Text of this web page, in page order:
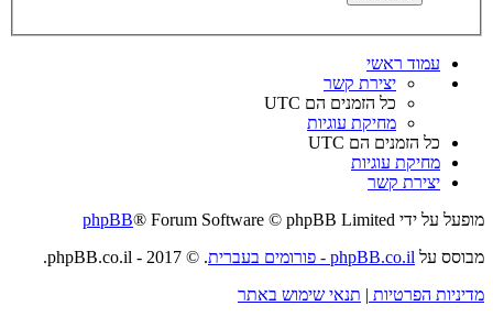
עמוד ראשי
יצירת קשר
כל הזמנים הם UTC
מחיקת עוגיות
כל הזמנים הם UTC
מחיקת עוגיות
יצירת קשר
מופעל על ידי
phpBB® Forum Software © phpBB Limited
מבוסס על phpBB.co.il - פורומים בעברית
. © 2017 - phpBB.co.il.
מדיניות הפרטיות | תנאי שימוש באתר